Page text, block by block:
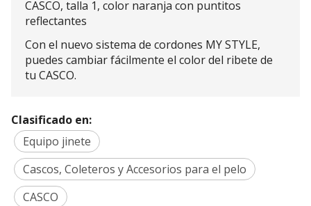
CASCO, talla 1, color naranja con puntitos
reflectantes
Con el nuevo sistema de cordones MY STYLE,
puedes cambiar fácilmente el color del ribete de
tu CASCO.
Clasificado en:
Equipo jinete
Cascos, Coleteros y Accesorios para el pelo
CASCO